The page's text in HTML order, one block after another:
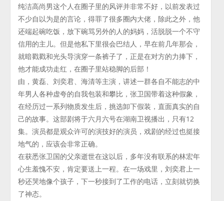
纯洁高尚男这个人在圈子里的风评并非常不好，以前发表过
不少自以为是的言论，得罪了很多圈内大佬，除此之外，他
还端起碗吃饭，放下碗骂另外的人的妈妈，活脱脱一个不守
信用的主儿。但是他私下里很会巴结人，早在前几年那会，
就暗戳戳和光头导演穿一条裤子了，正是在对方的力捧下，
他才能成功走红，在圈子里站稳脚的后部！
由，黄磊、刘奕君、海清等主演，讲述一群各自不能志的中
年男人各种虚夸的自我包装和攀比，张卫国带着这种假象，
在经历过一系列物质发生后，挑选卸下假装，直面真实的自
己的故事。这部剧将于六月六号在湖南卫视播出，只有12
集。演员都是观众许可的演技好的演员，戏剧的经过也挺接
地气的，应该会非常正确。
在获悉张卫国的父亲逝世在这以后，多年没有联系的林宏年
心生羞愧不安，肯定要送上一程。在一场戏里，刘奕君上一
秒还哭地像个孩子，下一秒接到了工作的电话，立刻就切换
了神态。